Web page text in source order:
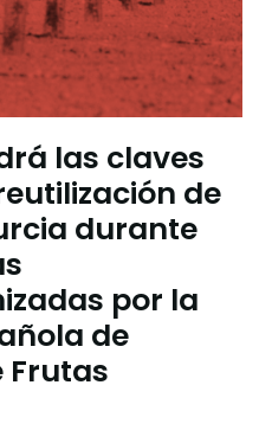
las claves
de
durante
por la
de
Frutas